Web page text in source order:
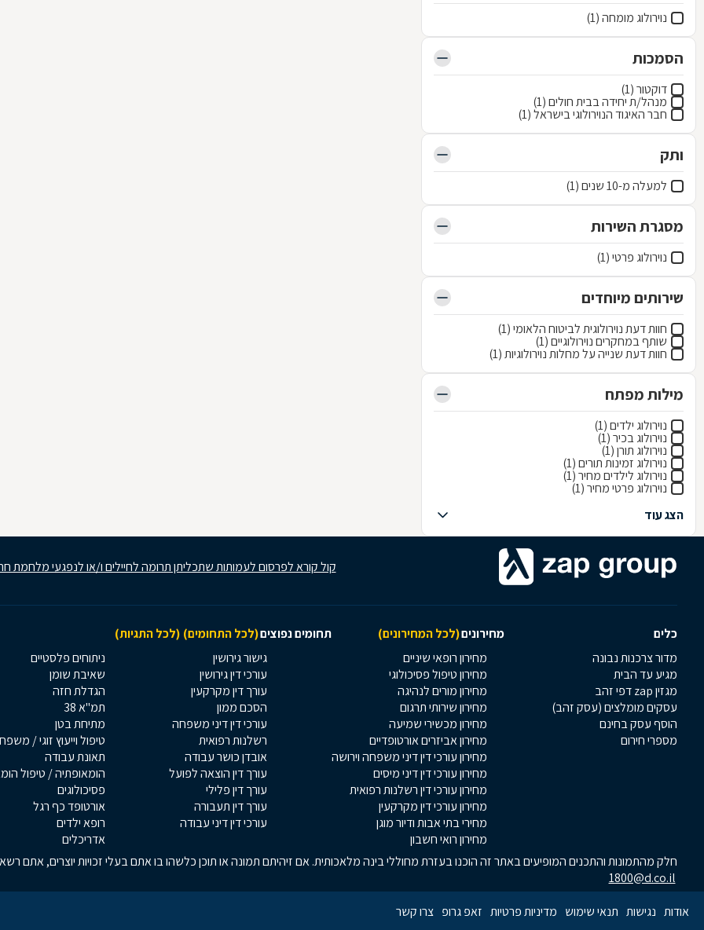
נוירולוג מומחה (1)
הסמכות
דוקטור (1)
מנהל/ת יחידה בבית חולים (1)
חבר האיגוד הנוירולוגי בישראל (1)
ותק
למעלה מ-10 שנים (1)
מסגרת השירות
נוירולוג פרטי (1)
שירותים מיוחדים
חוות דעת נוירולוגית לביטוח הלאומי (1)
שותף במחקרים נוירולוגיים (1)
חוות דעת שנייה על מחלות נוירולוגיות (1)
מילות מפתח
נוירולוג ילדים (1)
נוירולוג בכיר (1)
נוירולוג תורן (1)
נוירולוג זמינות תורים (1)
נוירולוג לילדים מחיר (1)
נוירולוג פרטי מחיר (1)
הצג עוד
קול קורא לפרסום לעמותות שתכליתן תרומה לחיילים ו/או לנפגעי מלחמת
כלים מחירונים(לכל המחירונים) תחומים נפוצים(לכל התחומים) (לכל התגיות)
מדור צרכנות נבונה
מגיע עד הבית
מגזין zap דפי זהב
עסקים מומלצים (עסק זהב)
הוסף עסק בחינם
מספרי חירום
מחירון רופאי שיניים
מחירון טיפול פסיכולוגי
מחירון מורים לנהיגה
מחירון שירותי תרגום
מחירון מכשירי שמיעה
מחירון אביזרים אורטופדיים
מחירון עורכי דין דיני משפחה וירושה
מחירון עורכי דין דיני מיסים
מחירון עורכי דין רשלנות רפואית
מחירון עורכי דין מקרקעין
מחירי בתי אבות ודיור מוגן
מחירון רואי חשבון
גישור גירושין
עורכי דין גירושין
עורך דין מקרקעין
הסכם ממון
עורכי דין דיני משפחה
רשלנות רפואית
אובדן כושר עבודה
עורך דין הוצאה לפועל
עורך דין פלילי
עורך דין תעבורה
עורכי דין דיני עבודה
ניתוחים פלסטיים
שאיבת שומן
הגדלת חזה
תמ"א 38
מתיחת בטן
טיפול וייעוץ זוגי /
תאונת עבודה
הומאופתיה / טיפול
פסיכולוגים
אורטופד כף רגל
רופא ילדים
אדריכלים
חלק מהתמונות והתכנים המופיעים באתר זה הוכנו בעזרת מחוללי בינה מלאכותית. אם זיהיתם תמונה או תוכן כלשהו בו אתם בעלי זכויות יוצרים, אתם
1800@d.co.il
אודות נגישות תנאי שימוש מדיניות פרטיות זאפ גרופ צרו קשר